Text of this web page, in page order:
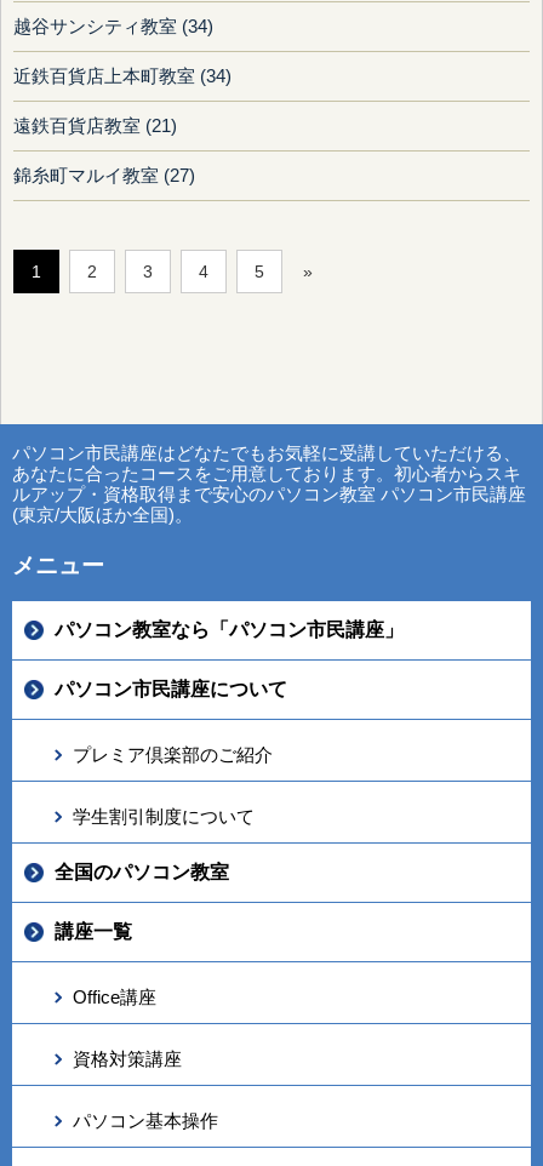
越谷サンシティ教室 (34)
近鉄百貨店上本町教室 (34)
遠鉄百貨店教室 (21)
錦糸町マルイ教室 (27)
1 2 3 4 5 »
パソコン市民講座はどなたでもお気軽に受講していただける、
あなたに合ったコースをご用意しております。初心者からスキ
ルアップ・資格取得まで安心のパソコン教室 パソコン市民講座
(東京/大阪ほか全国)。
メニュー
パソコン教室なら「パソコン市民講座」
パソコン市民講座について
プレミア倶楽部のご紹介
学生割引制度について
全国のパソコン教室
講座一覧
Office講座
資格対策講座
パソコン基本操作